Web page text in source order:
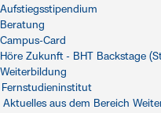
Aufstiegsstipendium
Beratung
Campus-Card
Höre Zukunft - BHT Backstage
Weiterbildung
Fernstudieninstitut
Aktuelles aus dem Bereich